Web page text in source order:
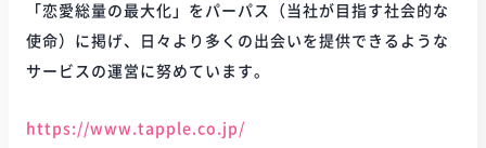
「恋愛総量の最大化」をパーパス（当社が目指す社会的な
使命）に掲げ、日々より多くの出会いを提供できるような
サービスの運営に努めています。
https://www.tapple.co.jp/